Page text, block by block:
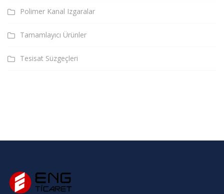
Polimer Kanal Izgaralar
Tamamlayıcı Ürünler
Tesisat Süzgeçleri